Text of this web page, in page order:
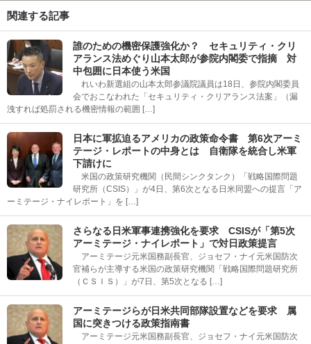
関連する記事
誰のための機密保護強化か？ セキュリティ・クリ
アランス法めぐり山本太郎が参院内閣委で指摘 対
中包囲に日本使う米国
れいわ新選組の山本太郎参議院議員は18日、参院内閣委員
会でおこなわれた「セキュリティ・クリアランス法案」（漏
洩すれば処罰される機密情報の範囲 […]
日本に軍拡迫るアメリカの政策命令書 第6次アーミ
テージ・レポートの中身とは 自衛隊を統合し米軍
下請けに
米国の政策研究機関（民間シンクタンク）「戦略国際問題
研究所（CSIS）」が4日、第6次となる日米同盟への提言「ア
ーミテージ・ナイレポート」を […]
さらなる日米軍事連携強化を要求 CSISが「第5次
アーミテージ・ナイレポート」で対日政策提言
アーミテージ元米国務副長官、ジョセフ・ナイ元米国防次
官補らが主導する米国の政策研究機関「戦略国際問題研究所
（ＣＳＩＳ）」が7日、第5次となる […]
アーミテージらが日米共同部隊設置などを要求 属
国に突きつける政策指南書
アーミテージ元米国務副長官、ジョセフ・ナイ元米国防次